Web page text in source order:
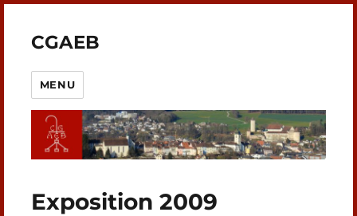
CGAEB
MENU
Exposition 2009